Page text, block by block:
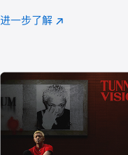
注
进一步了解 Apple
(在
口
中
打
开)